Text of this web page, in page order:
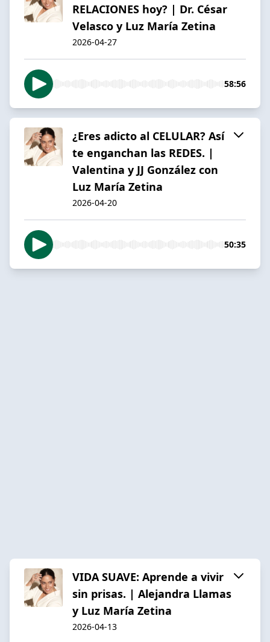
RELACIONES hoy? | Dr. César
Velasco y Luz María Zetina
2026-04-27
58:56
¿Eres adicto al CELULAR? Así
te enganchan las REDES. |
Valentina y JJ González con
Luz María Zetina
2026-04-20
50:35
VIDA SUAVE: Aprende a vivir
sin prisas. | Alejandra Llamas
y Luz María Zetina
2026-04-13